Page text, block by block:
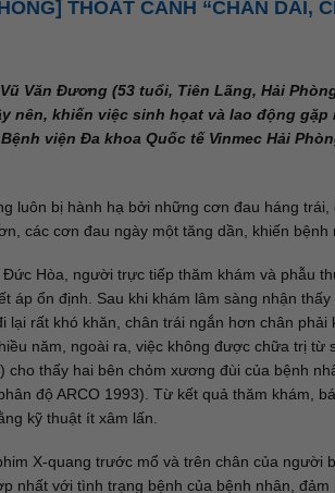
THOÁT CẢNH “CHÂN DÀI,
Văn Đương (53 tuổi, Tiên Lãng, Hải
nên, khiến việc sinh họat và lao động
viện Đa khoa Quốc tế Vinmec Hải
luôn bị hành hạ bởi những cơn đau háng
các cơn đau ngày một tăng dần, khiến bệnh
Đức Hòa, người trực tiếp thăm khám và phẫu
áp ổn định. Sau khi khám lâm sàng nhận
lại rất khó khăn, chân trái ngắn hơn chân
năm, ngoài ra, việc không được chữa trị
cho thấy hai bên chỏm xương đùi của bệnh
độ ARCO 1993). Từ kết quả thăm khám,
kỹ thuật ít xâm lấn.
X-quang trước mổ và trên chân của
nhất với tình trạng bệnh của bệnh nhân,